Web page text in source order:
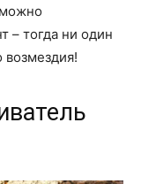
– тогда ни один
возмездия!